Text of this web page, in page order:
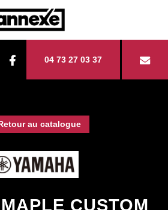
04 73 27 03 37
Retour au catalogue
CUSTOM